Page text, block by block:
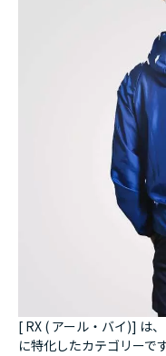
[ RX ( アール・バイ)] は
に特化したカテゴリーです